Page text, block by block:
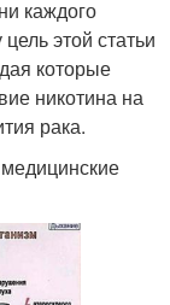
каждого
этой статьи
которые
никотина на
рака.